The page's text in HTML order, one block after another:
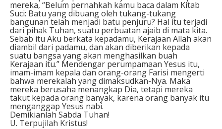
mereka, “Belum pernahkah kamu baca dalam Kitab
Suci: Batu yang dibuang oleh tukang-tukang
bangunan telah menjadi batu penjuru? Hal itu terjadi
dari pihak Tuhan, suatu perbuatan ajaib di mata kita.
Sebab itu Aku berkata kepadamu, Kerajaan Allah akan
diambil dari padamu, dan akan diberikan kepada
suatu bangsa yang akan menghasilkan buah
Kerajaan itu.” Mendengar perumpamaan Yesus itu,
imam-imam kepala dan orang-orang Farisi mengerti
bahwa merekalah yang dimaksudkan-Nya. Maka
mereka berusaha menangkap Dia, tetapi mereka
takut kepada orang banyak, karena orang banyak itu
menganggap Yesus nabi.
Demikianlah Sabda Tuhan!
U. Terpujilah Kristus!